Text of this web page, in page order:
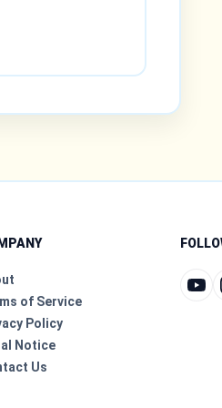
of Service
Policy
Notice
Us